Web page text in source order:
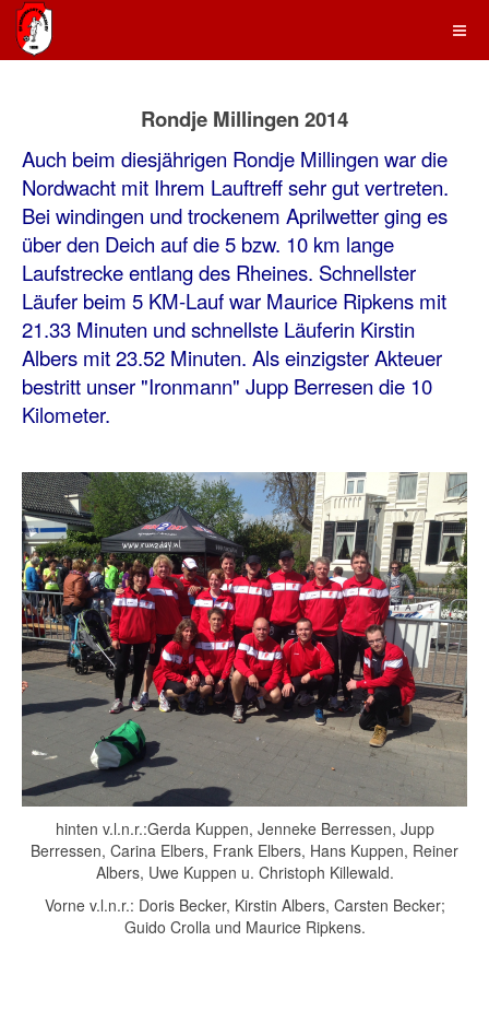
Rondje Millingen 2014
Auch beim diesjährigen Rondje Millingen war die
Nordwacht mit Ihrem Lauftreff sehr gut vertreten.
Bei windingen und trockenem Aprilwetter ging es
über den Deich auf die 5 bzw. 10 km lange
Laufstrecke entlang des Rheines. Schnellster
Läufer beim 5 KM-Lauf war Maurice Ripkens mit
21.33 Minuten und schnellste Läuferin Kirstin
Albers mit 23.52 Minuten. Als einzigster Akteuer
bestritt unser "Ironmann" Jupp Berresen die 10
Kilometer.
hinten v.l.n.r.:Gerda Kuppen, Jenneke Berressen, Jupp
Berressen, Carina Elbers, Frank Elbers, Hans Kuppen, Reiner
Albers, Uwe Kuppen u. Christoph Killewald.
Vorne v.l.n.r.: Doris Becker, Kirstin Albers, Carsten Becker;
Guido Crolla und Maurice Ripkens.